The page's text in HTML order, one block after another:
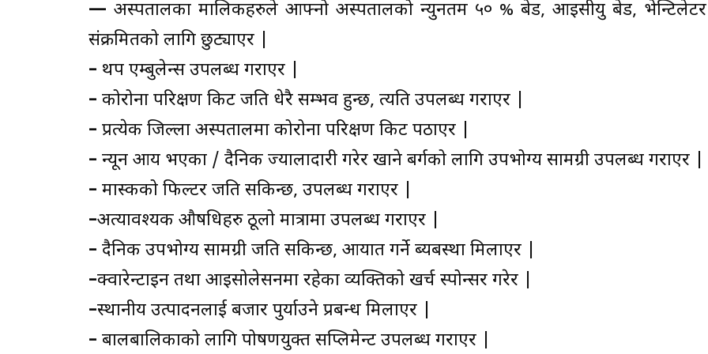
— अस्पतालका मालिकहरुले आफ्नो अस्पतालको न्युनतम ५० % बेड, आइसीयु बेड, भेन्टिलेटर
संक्रमितको लागि छुट्याएर |
– थप एम्बुलेन्स उपलब्ध गराएर |
– कोरोना परिक्षण किट जति धेरै सम्भव हुन्छ, त्यति उपलब्ध गराएर |
– प्रत्येक जिल्ला अस्पतालमा कोरोना परिक्षण किट पठाएर |
– न्यून आय भएका / दैनिक ज्यालादारी गरेर खाने बर्गको लागि उपभोग्य सामग्री उपलब्ध गराएर |
– मास्कको फिल्टर जति सकिन्छ, उपलब्ध गराएर |
–अत्यावश्यक औषधिहरु ठूलो मात्रामा उपलब्ध गराएर |
– दैनिक उपभोग्य सामग्री जति सकिन्छ, आयात गर्ने ब्यबस्था मिलाएर |
–क्वारेन्टाइन तथा आइसोलेसनमा रहेका व्यक्तिको खर्च स्पोन्सर गरेर |
–स्थानीय उत्पादनलाई बजार पुर्याउने प्रबन्ध मिलाएर |
– बालबालिकाको लागि पोषणयुक्त सप्लिमेन्ट उपलब्ध गराएर |